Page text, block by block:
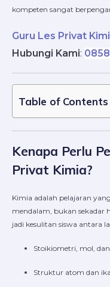
kompeten sangat
Guru Les Privat
Hubungi Kami:
Table of Contents
Kenapa Perlu
Privat Kimia?
Kimia adalah pelajaran
mendalam, bukan sekadar
jadi kesulitan siswa antara
Stoikiometri, mol,
Struktur atom dan